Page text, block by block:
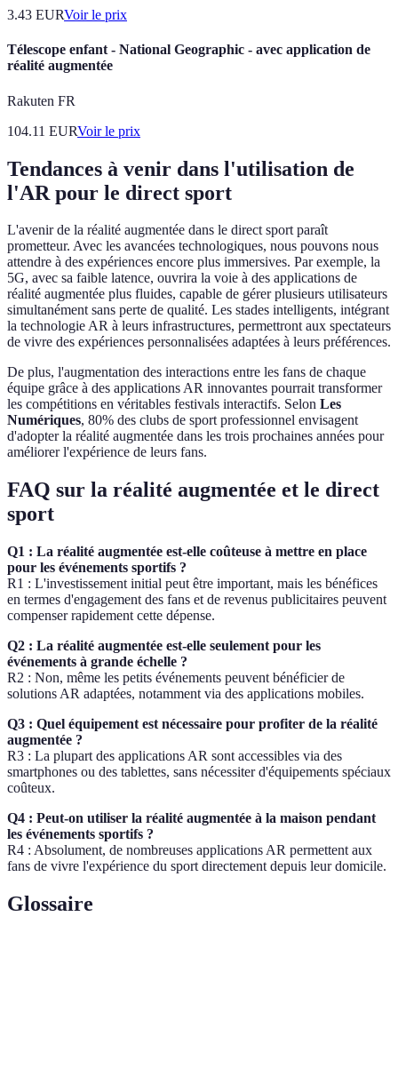
3.43 EURVoir le prix
Télescope enfant - National Geographic - avec application de
réalité augmentée
Rakuten FR
104.11 EURVoir le prix
Tendances à venir dans l'utilisation de
l'AR pour le direct sport
L'avenir de la réalité augmentée dans le direct sport paraît
prometteur. Avec les avancées technologiques, nous pouvons nous
attendre à des expériences encore plus immersives. Par exemple, la
5G, avec sa faible latence, ouvrira la voie à des applications de
réalité augmentée plus fluides, capable de gérer plusieurs utilisateurs
simultanément sans perte de qualité. Les stades intelligents, intégrant
la technologie AR à leurs infrastructures, permettront aux spectateurs
de vivre des expériences personnalisées adaptées à leurs préférences.
De plus, l'augmentation des interactions entre les fans de chaque
équipe grâce à des applications AR innovantes pourrait transformer
les compétitions en véritables festivals interactifs. Selon Les
Numériques, 80% des clubs de sport professionnel envisagent
d'adopter la réalité augmentée dans les trois prochaines années pour
améliorer l'expérience de leurs fans.
FAQ sur la réalité augmentée et le direct
sport
Q1 : La réalité augmentée est-elle coûteuse à mettre en place
pour les événements sportifs ?
R1 : L'investissement initial peut être important, mais les bénéfices
en termes d'engagement des fans et de revenus publicitaires peuvent
compenser rapidement cette dépense.
Q2 : La réalité augmentée est-elle seulement pour les
événements à grande échelle ?
R2 : Non, même les petits événements peuvent bénéficier de
solutions AR adaptées, notamment via des applications mobiles.
Q3 : Quel équipement est nécessaire pour profiter de la réalité
augmentée ?
R3 : La plupart des applications AR sont accessibles via des
smartphones ou des tablettes, sans nécessiter d'équipements spéciaux
coûteux.
Q4 : Peut-on utiliser la réalité augmentée à la maison pendant
les événements sportifs ?
R4 : Absolument, de nombreuses applications AR permettent aux
fans de vivre l'expérience du sport directement depuis leur domicile.
Glossaire